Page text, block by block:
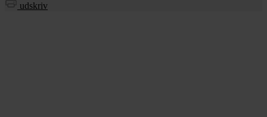
udskriv